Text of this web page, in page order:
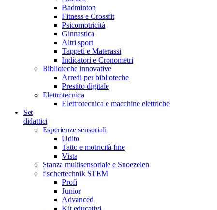
Badminton
Fitness e Crossfit
Psicomotricità
Ginnastica
Altri sport
Tappeti e Materassi
Indicatori e Cronometri
Biblioteche innovative
Arredi per biblioteche
Prestito digitale
Elettrotecnica
Elettrotecnica e macchine elettriche
Set
didattici
Esperienze sensoriali
Udito
Tatto e motricità fine
Vista
Stanza multisensoriale e Snoezelen
fischertechnik STEM
Profi
Junior
Advanced
Kit educativi